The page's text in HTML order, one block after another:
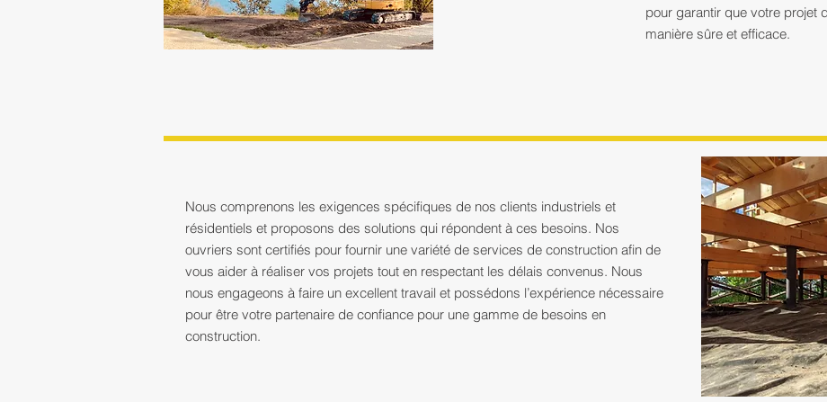
pour garantir que votre projet
manière sûre et efficace.
Nous comprenons les exigences spécifiques de nos clients industriels et
résidentiels et proposons des solutions qui répondent à ces besoins. Nos
ouvriers sont certifiés pour fournir une variété de services de construction afin de
vous aider à réaliser vos projets tout en respectant les délais convenus. Nous
nous engageons à faire un excellent travail et possédons l’expérience nécessaire
pour être votre partenaire de confiance pour une gamme de besoins en
construction.